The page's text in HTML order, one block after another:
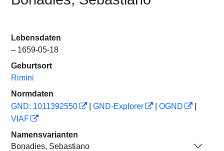
Lebensdaten
– 1659-05-18
Geburtsort
Rimini
Normdaten
GND: 1011392550
GND-Explorer OGND
VIAF
Namensvarianten
Bonadies, Sebastiano